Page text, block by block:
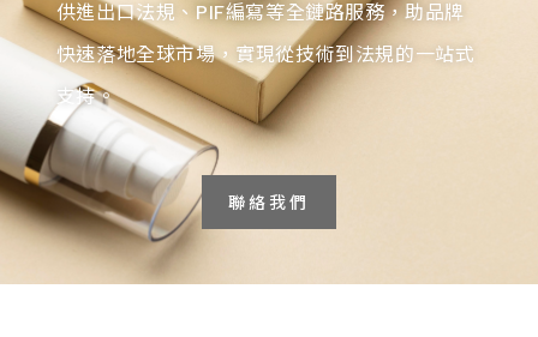
供進出口法規、PIF編寫等全鏈路服務，助品牌
快速落地全球市場，實現從技術到法規的一站式
支持。
聯絡我們